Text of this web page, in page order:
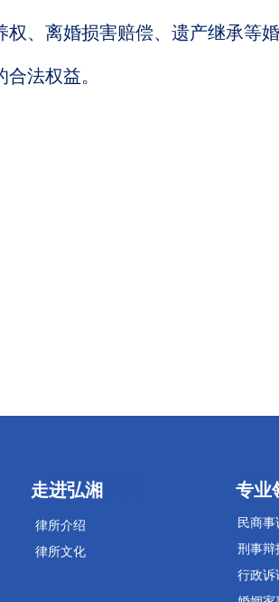
权、离婚损害赔偿、遗产继承等
法权益。
律所介绍
律所文化
专业领域
走进弘湘
民商事
刑事辩
行政诉
专
专业